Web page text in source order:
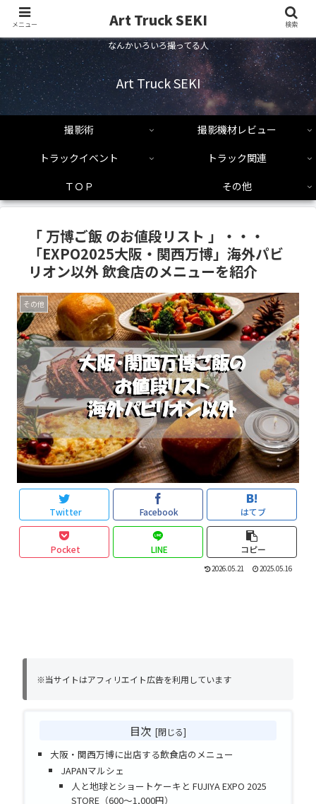
なんかいろいろ撮ってる人
Art Truck SEKI
撮影術
撮影機材レビュー
トラックイベント
トラック関連
ＴＯＰ
その他
「 万博ご飯 のお値段リスト 」・・・
「EXPO2025大阪・関西万博」海外パビ
リオン以外 飲食店のメニューを紹介
その他
Twitter Facebook はてブ
Pocket LINE コピー
2026.05.21 2025.05.16
※当サイトはアフィリエイト広告を利用しています
目次
大阪・関西万博に出店する飲食店のメニュー
JAPANマルシェ
人と地球とショートケーキと FUJIYA EXPO 2025
STORE（600～1,000円）
メニュー Art Truck SEKI 検索